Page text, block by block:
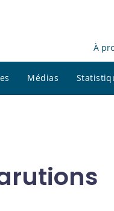
À
Médias